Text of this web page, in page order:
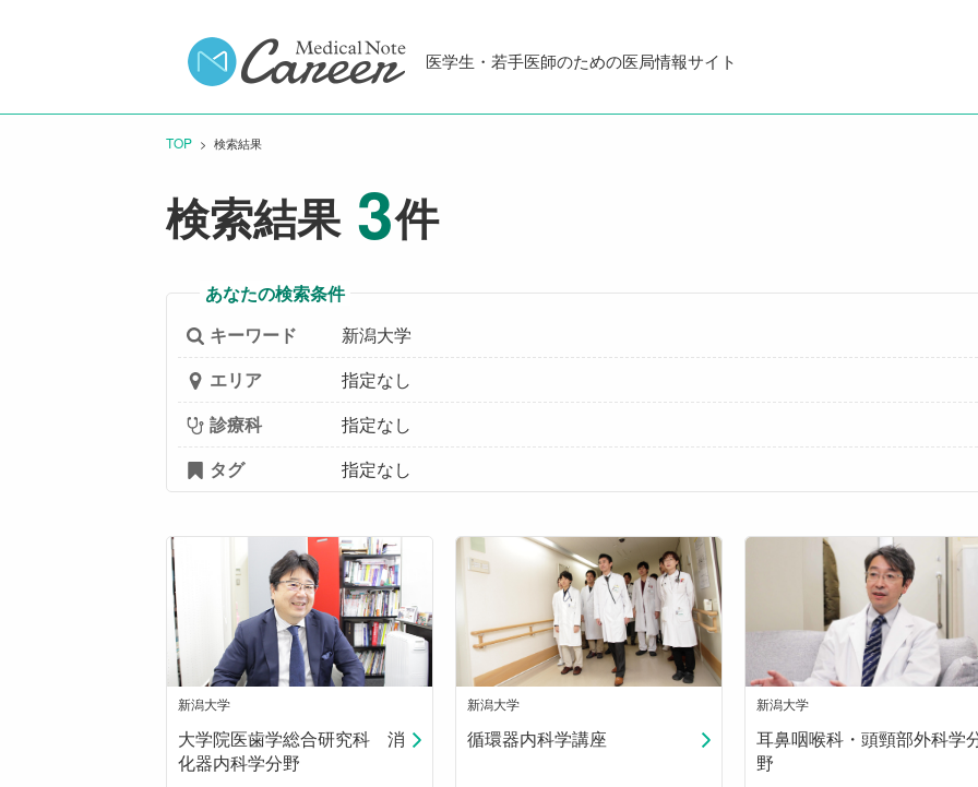
医学生・若手医師のための医局情報サイト
TOP CURRENT:
検索結果
検索結果 3件
あなたの検索条件
キーワード
新潟大学
エリア
指定なし
診療科
指定なし
タグ
指定なし
新潟大学
大学院医歯学総合研究科 消
化器内科学分野
新潟大学
循環器内科学講座
新潟大学
耳鼻咽喉科・頭頸部外科学
野